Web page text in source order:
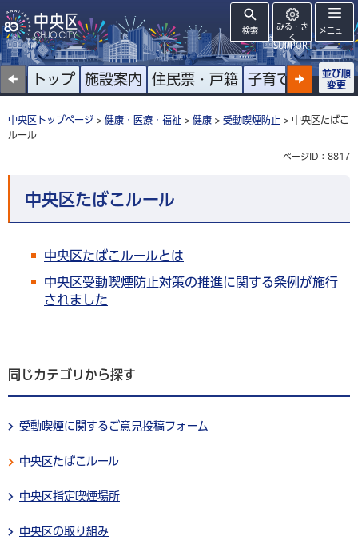
検索
みる・き
く
SUPPORT
メニュー
トップ 施設案内 住民票・戸籍 子育て 高齢者
並び順
変更
中央区トップページ > 健康・医療・福祉 > 健康 > 受動喫煙防止 > 中央区たばこ
ルール
ページID：8817
中央区たばこルール
中央区たばこルールとは
中央区受動喫煙防止対策の推進に関する条例が施行
されました
同じカテゴリから探す
受動喫煙に関するご意見投稿フォーム
中央区たばこルール
中央区指定喫煙場所
中央区の取り組み